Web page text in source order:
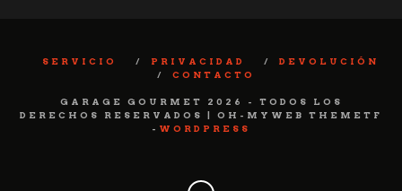
SERVICIO PRIVACIDAD
DEVOLUCIÓN
CONTACTO
GARAGE GOURMET 2026 - TODOS LOS
DERECHOS RESERVADOS | OH-MYWEB THEMETF
- WORDPRESS